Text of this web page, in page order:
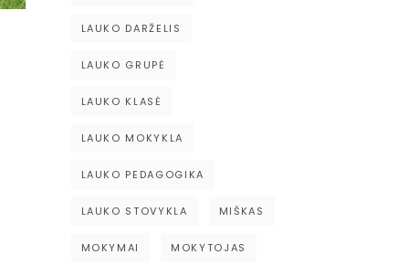
LAUKO DARŽELIS
LAUKO GRUPĖ
LAUKO KLASĖ
LAUKO MOKYKLA
LAUKO PEDAGOGIKA
LAUKO STOVYKLA MIŠKAS
MOKYMAI MOKYTOJAS